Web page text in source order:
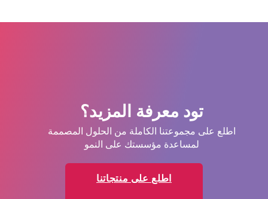
تود معرفة المزيد؟
اطلع على مجموعتنا الكاملة من الحلول المصممة
لمساعدة مؤسستك على النمو
اطلع على منتجاتنا